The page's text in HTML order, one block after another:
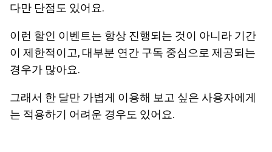
다만 단점도 있어요.
이런 할인 이벤트는 항상 진행되는 것이 아니라 기간
이 제한적이고, 대부분 연간 구독 중심으로 제공되는
경우가 많아요.
그래서 한 달만 가볍게 이용해 보고 싶은 사용자에게
는 적용하기 어려운 경우도 있어요.